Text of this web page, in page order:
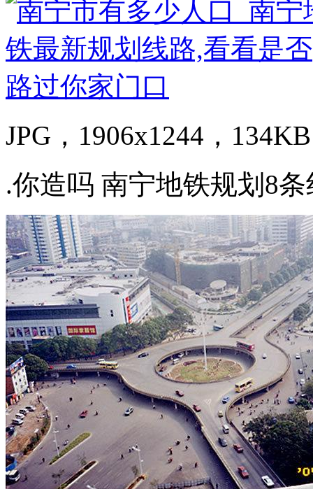
JPG，1906x1244，
.你造吗 南宁地铁规划8